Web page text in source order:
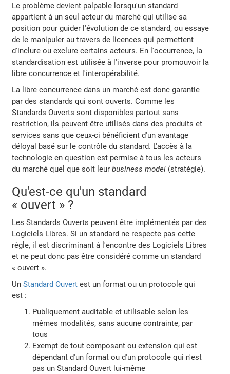
Le problème devient palpable lorsqu'un standard
appartient à un seul acteur du marché qui utilise sa
position pour guider l'évolution de ce standard, ou essaye
de le manipuler au travers de licences qui permettent
d'inclure ou exclure certains acteurs. En l'occurrence, la
standardisation est utilisée à l'inverse pour promouvoir la
libre concurrence et l'interopérabilité.
La libre concurrence dans un marché est donc garantie
par des standards qui sont ouverts. Comme les
Standards Ouverts sont disponibles partout sans
restriction, ils peuvent être utilisés dans des produits et
services sans que ceux-ci bénéficient d'un avantage
déloyal basé sur le contrôle du standard. L'accès à la
technologie en question est permise à tous les acteurs
du marché quel que soit leurbusiness model (stratégie).
Qu'est-ce qu'un standard
« ouvert » ?
Les Standards Ouverts peuvent être implémentés par des
Logiciels Libres. Si un standard ne respecte pas cette
règle, il est discriminant à l'encontre des Logiciels Libres
et ne peut donc pas être considéré comme un standard
« ouvert ».
UnStandard Ouvert est un format ou un protocole qui
est :
Publiquement auditable et utilisable selon les
mêmes modalités, sans aucune contrainte, par
tous
Exempt de tout composant ou extension qui est
dépendant d'un format ou d'un protocole qui n'est
pas un Standard Ouvert lui-même